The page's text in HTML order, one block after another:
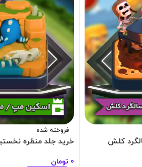
کلش
فروخته شده
خرید جلد منظره
0 تومان